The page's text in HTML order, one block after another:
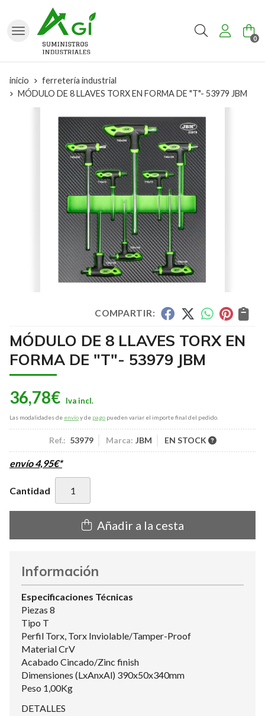
Buscar 0
inicio
ferretería industrial
MÓDULO DE 8 LLAVES TORX EN FORMA DE "T"- 53979 JBM
COMPARTIR:
MÓDULO DE 8 LLAVES TORX EN
FORMA DE "T"- 53979 JBM
36,78€
Las modalidades de envíoy de pago pueden variar el importe final del pedido.
Ref.: 53979 Marca: JBM EN STOCK
envío4,95€*
Cantidad
Añadir a la cesta
Información
Especificaciones Técnicas
Piezas 8
Tipo T
Perfil Torx, Torx Inviolable/Tamper-Proof
Material CrV
Acabado Cincado/Zinc finish
Dimensiones (LxAnxAl) 390x50x340mm
Peso 1,00Kg
DETALLES